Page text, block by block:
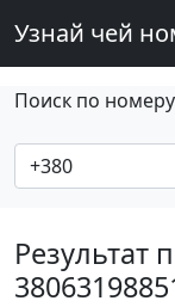
Узнай чей
Поиск по
Результат